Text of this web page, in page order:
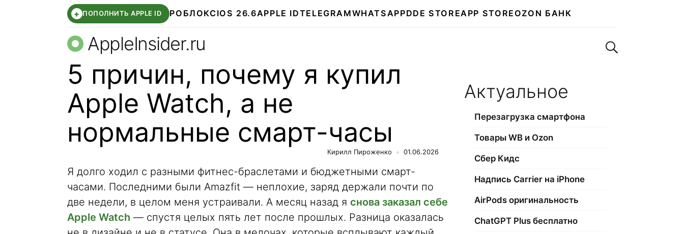
+ ПОПОЛНИТЬ APPLE ID РОБЛОКС IOS 26.6APPLE IDTELEGRAMWHATSAPPDDE STOREAPP STORE OZON БАНК
AppleInsider.ru Поиск по сайту
5 причин, почему я купил
Apple Watch, а не
нормальные смарт-часы
Кирилл Пироженко 01.06.2026
Я долго ходил с разными фитнес-браслетами и бюджетными смарт-
часами. Последними были Amazfit — неплохие, заряд держали почти по
две недели, в целом меня устраивали. А месяц назад я снова заказал себе
Apple Watch — спустя целых пять лет после прошлых. Разница оказалась
Актуальное
Перезагрузка смартфона
Товары WB и Ozon
Сбер Кидс
Надпись Carrier на iPhone
AirPods оригинальность
ChatGPT Plus бесплатно